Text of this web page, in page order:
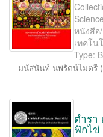
หนังสือ
เทคโน
Type:
มนัสนันท์ นพรัตน์ไมตรี (
ตำรา
ฟักไข่